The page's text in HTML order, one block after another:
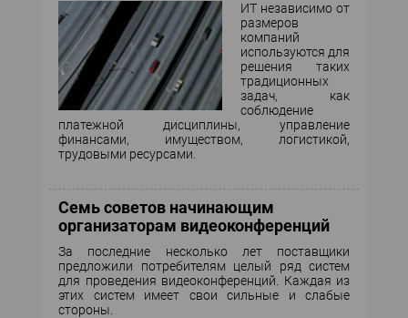
ИТ независимо от
размеров
компаний
используются для
решения таких
традиционных
задач, как
соблюдение
платежной дисциплины, управление
финансами, имуществом, логистикой,
трудовыми ресурсами.
Семь советов начинающим
организаторам видеоконференций
За последние несколько лет поставщики
предложили потребителям целый ряд систем
для проведения видеоконференций. Каждая из
этих систем имеет свои сильные и слабые
стороны.